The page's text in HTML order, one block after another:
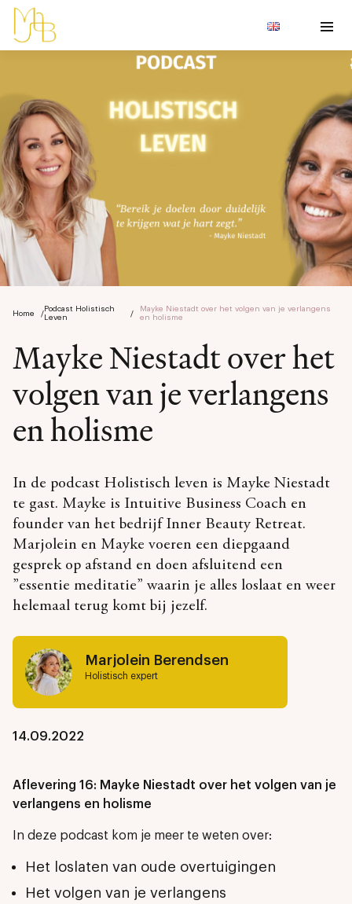
Home /
Podcast Holistisch
Leven
/
Mayke Niestadt over het volgen van je verlangens
en holisme
Mayke Niestadt over het
volgen van je verlangens
en holisme
In de podcast Holistisch leven is Mayke Niestadt
te gast. Mayke is Intuitive Business Coach en
founder van het bedrijf Inner Beauty Retreat.
Marjolein en Mayke voeren een diepgaand
gesprek op afstand en doen afsluitend een
”essentie meditatie” waarin je alles loslaat en weer
helemaal terug komt bij jezelf.
Marjolein Berendsen
Holistisch expert
14.09.2022
Aflevering 16: Mayke Niestadt over het volgen van je
verlangens en holisme
In deze podcast kom je meer te weten over:
Het loslaten van oude overtuigingen
Het volgen van je verlangens